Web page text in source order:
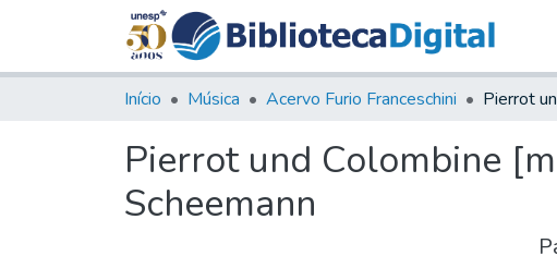
Início Música Acervo Furio Franceschini
Pierrot und Colombine
Scheemann